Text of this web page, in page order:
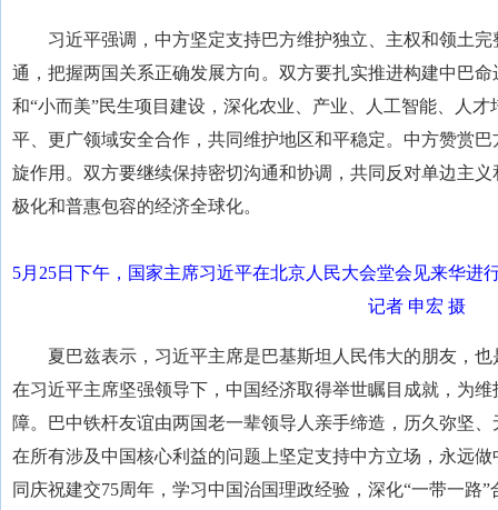
习近平强调，中方坚定支持巴方维护独立、主权和领土
通，把握两国关系正确发展方向。双方要扎实推进构建中巴
和“小而美”民生项目建设，深化农业、产业、人工智能、人
平、更广领域安全合作，共同维护地区和平稳定。中方赞赏
旋作用。双方要继续保持密切沟通和协调，共同反对单边主
极化和普惠包容的经济全球化。
5月25日下午，国家主席习近平在北京人民大会堂会见来华进
记者 申宏 摄
夏巴兹表示，习近平主席是巴基斯坦人民伟大的朋友，
在习近平主席坚强领导下，中国经济取得举世瞩目成就，为
障。巴中铁杆友谊由两国老一辈领导人亲手缔造，历久弥坚
在所有涉及中国核心利益的问题上坚定支持中方立场，永远
同庆祝建交75周年，学习中国治国理政经验，深化“一带一路